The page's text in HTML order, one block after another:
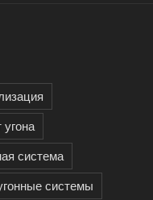
система
системы